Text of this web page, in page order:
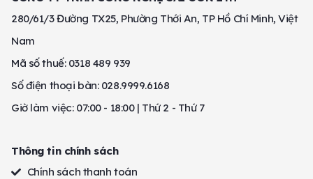
280/61/3 Đường TX25, Phường Thới An, TP Hồ Chí Minh, Việt
Nam
Mã số thuế: 0318 489 939
Số điện thoại bàn: 028.9999.6168
Giờ làm việc: 07:00 - 18:00 | Thứ 2 - Thứ 7
Thông tin chính sách
Chính sách thanh toán